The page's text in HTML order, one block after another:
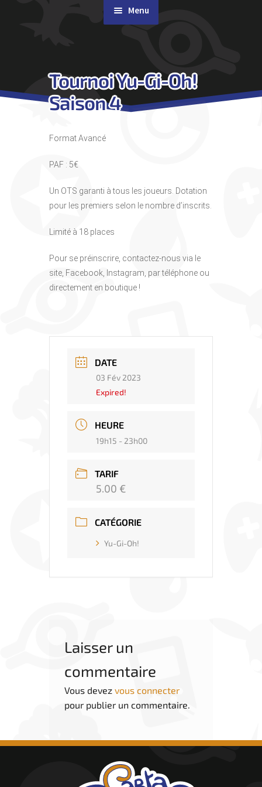
Menu
Agenda
Contact & Accès
Tournoi Yu-Gi-Oh!
Saison 4
Format Avancé
PAF : 5€
Un OTS garanti à tous les joueurs. Dotation
pour les premiers selon le nombre d’inscrits.
Limité à 18 places
Pour se préinscrire, contactez-nous via le
site, Facebook, Instagram, par téléphone ou
directement en boutique !
DATE
03 Fév 2023
Expired!
HEURE
19h15 - 23h00
TARIF
5.00 €
CATÉGORIE
Yu-Gi-Oh!
Laisser un
commentaire
Vous devez vous connecter
pour publier un commentaire.